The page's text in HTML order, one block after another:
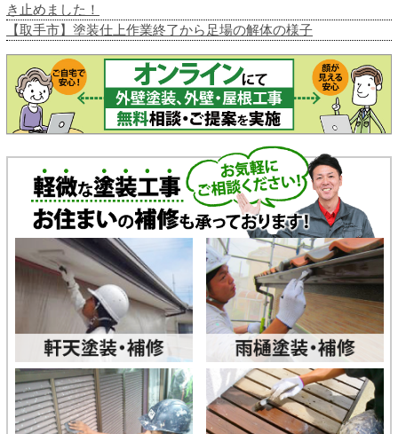
き止めました！
【取手市】塗装仕上作業終了から足場の解体の様子